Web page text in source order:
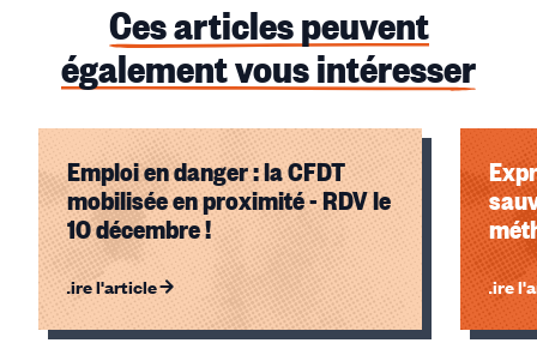
Ces articles peuvent
également vous intéresser
Emploi en danger : la CFDT
mobilisée en proximité - RDV le
10 décembre !
Lire l'article Lire